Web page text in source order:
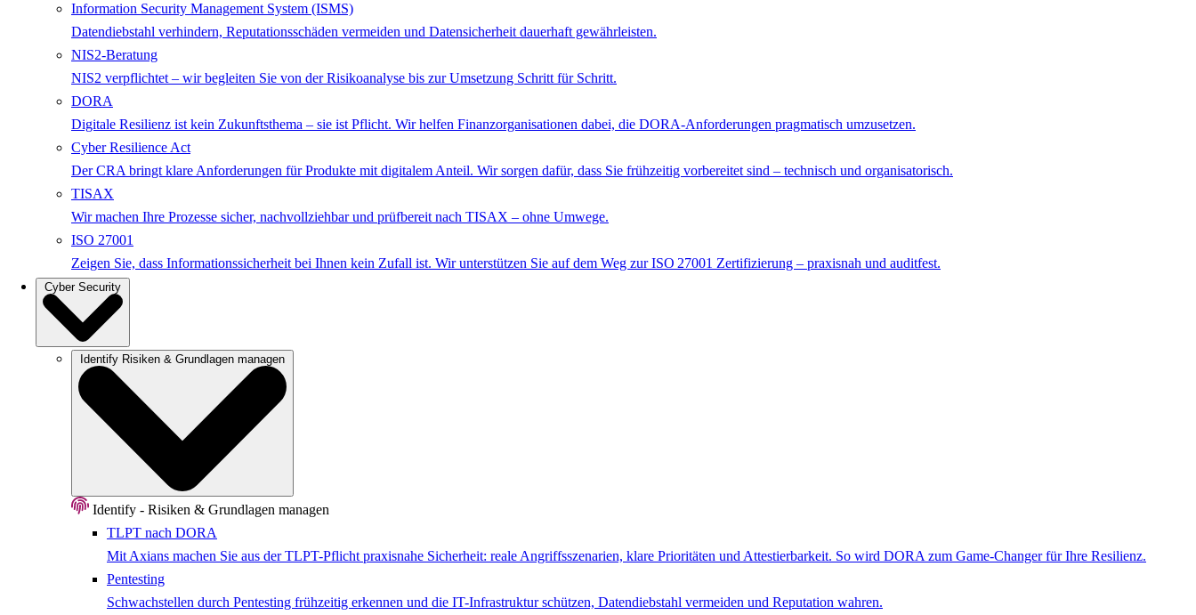
Information Security Management System (ISMS)
Datendiebstahl verhindern, Reputationsschäden vermeiden und Datensicherheit dauerhaft gewährleisten.
NIS2-Beratung
NIS2 verpflichtet – wir begleiten Sie von der Risikoanalyse bis zur Umsetzung Schritt für Schritt.
DORA
Digitale Resilienz ist kein Zukunftsthema – sie ist Pflicht. Wir helfen Finanzorganisationen dabei, die DORA-Anforderungen pragmatisch umzusetzen.
Cyber Resilience Act
Der CRA bringt klare Anforderungen für Produkte mit digitalem Anteil. Wir sorgen dafür, dass Sie frühzeitig vorbereitet sind – technisch und organisatorisch.
TISAX
Wir machen Ihre Prozesse sicher, nachvollziehbar und prüfbereit nach TISAX – ohne Umwege.
ISO 27001
Zeigen Sie, dass Informationssicherheit bei Ihnen kein Zufall ist. Wir unterstützen Sie auf dem Weg zur ISO 27001 Zertifizierung – praxisnah und auditfest.
Cyber Security
Identify Risiken & Grundlagen managen
Identify - Risiken & Grundlagen managen
TLPT nach DORA
Mit Axians machen Sie aus der TLPT-Pflicht praxisnahe Sicherheit: reale Angriffsszenarien, klare Prioritäten und Attestierbarkeit. So wird DORA zum Game-Changer für Ihre Resilienz.
Pentesting
Schwachstellen durch Pentesting frühzeitig erkennen und die IT-Infrastruktur schützen, Datendiebstahl vermeiden und Reputation wahren.